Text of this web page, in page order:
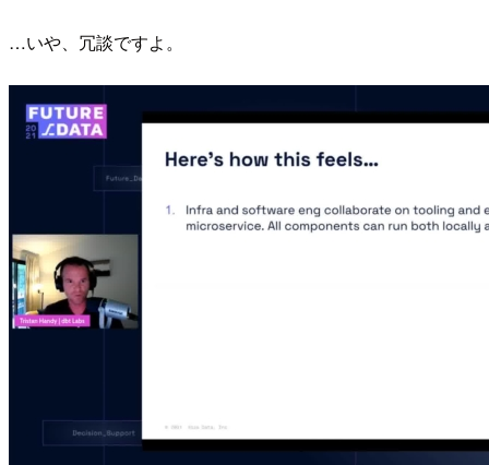
…いや、冗談ですよ。